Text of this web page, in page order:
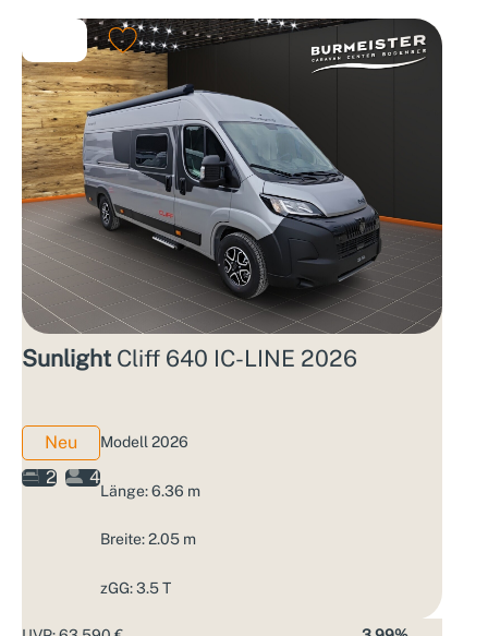
Sunlight Cliff 640 IC-LINE 2026
Neu
2
4
Modell 2026
Länge: 6.36 m
Breite: 2.05 m
zGG: 3.5 T